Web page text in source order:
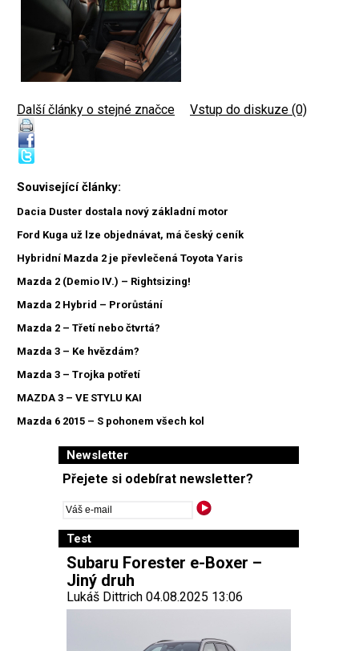
Další články o stejné značce Vstup do diskuze (0)
Související články:
Dacia Duster dostala nový základní motor
Ford Kuga už lze objednávat, má český ceník
Hybridní Mazda 2 je převlečená Toyota Yaris
Mazda 2 (Demio IV.) – Rightsizing!
Mazda 2 Hybrid – Prorůstání
Mazda 2 – Třetí nebo čtvrtá?
Mazda 3 – Ke hvězdám?
Mazda 3 – Trojka potřetí
MAZDA 3 – VE STYLU KAI
Mazda 6 2015 – S pohonem všech kol
Newsletter
Přejete si odebírat newsletter?
Test
Subaru Forester e-Boxer –
Jiný druh
Lukáš Dittrich 04.08.2025 13:06